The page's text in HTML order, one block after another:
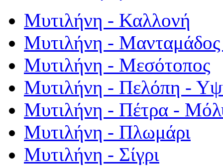
Μυτιλήνη - Καλλονή
Μυτιλήνη - Μανταμάδος
Μυτιλήνη - Μεσότοπος
Μυτιλήνη - Πελόπη -
Μυτιλήνη - Πέτρα -
Μυτιλήνη - Πλωμάρι
Μυτιλήνη - Σίγρι